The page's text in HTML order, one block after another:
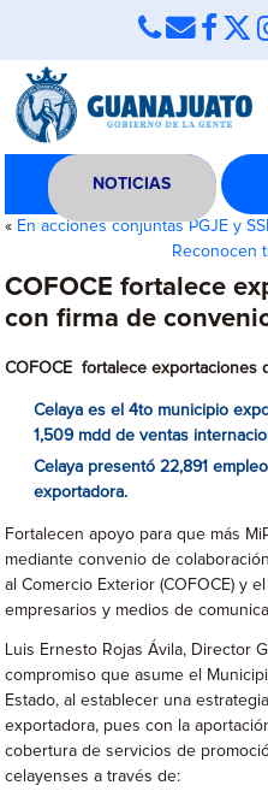
NOTICIAS
« En acciones conjuntas PGJE y
Reconocen
COFOCE fortalece
con firma de
COFOCE fortalece exportaciones
Celaya es el 4to municipio
1,509 mdd de ventas
Celaya presentó 22,891
exportadora.
Fortalecen apoyo para que más
mediante convenio de
al Comercio Exterior (COFOCE) y
empresarios y medios de
Luis Ernesto Rojas Ávila, Director
compromiso que asume el
Estado, al establecer una
exportadora, pues con la
cobertura de servicios de
celayenses a través de: